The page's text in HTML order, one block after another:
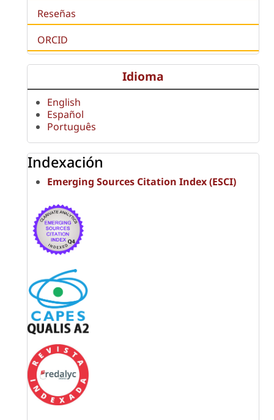
Reseñas
ORCID
Idioma
English
Español
Português
Indexación
Emerging Sources Citation Index (ESCI)